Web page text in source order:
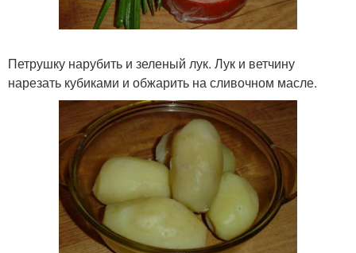
Петрушку нарубить и зеленый лук. Лук и ветчину
нарезать кубиками и обжарить на сливочном масле.